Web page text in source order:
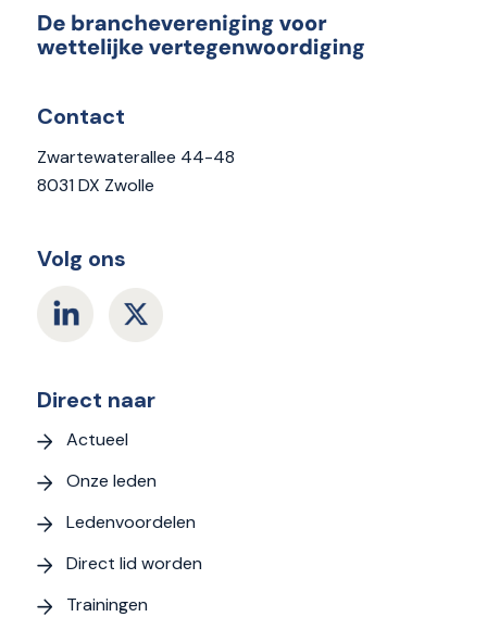
Contact
Zwartewaterallee 44-48
8031 DX Zwolle
Volg ons
Direct naar
Actueel
Onze leden
Ledenvoordelen
Direct lid worden
Trainingen